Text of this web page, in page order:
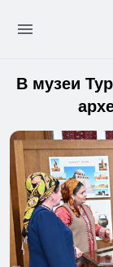
В музеи